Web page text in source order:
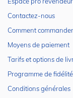
Contactez-nous
Comment
Moyens de paiement
Tarifs et options de
Programme de fidélité
Conditions générales